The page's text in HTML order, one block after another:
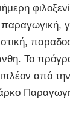
Το
από